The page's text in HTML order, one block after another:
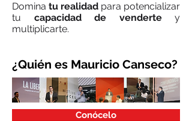
Domina tu realidad para potencializar
tu capacidad de vendertey
multiplicarte.
¿Quién es Mauricio Canseco?
Conócelo